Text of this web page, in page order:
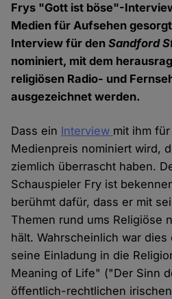
Frys "Gott ist böse"-
Medien für Aufsehen
Interview für denSandford
nominiert, mit dem
religiösen Radio- und
ausgezeichnet werden.
Dass ein Interview mit ihm
Medienpreis nominiert wird,
ziemlich überrascht haben.
Schauspieler Fry ist
berühmt dafür, dass er mit
Themen rund ums Religiöse
hält. Wahrscheinlich war
seine Einladung in die
Meaning of Life" ("Der Sinn
öffentlich-rechtlichen